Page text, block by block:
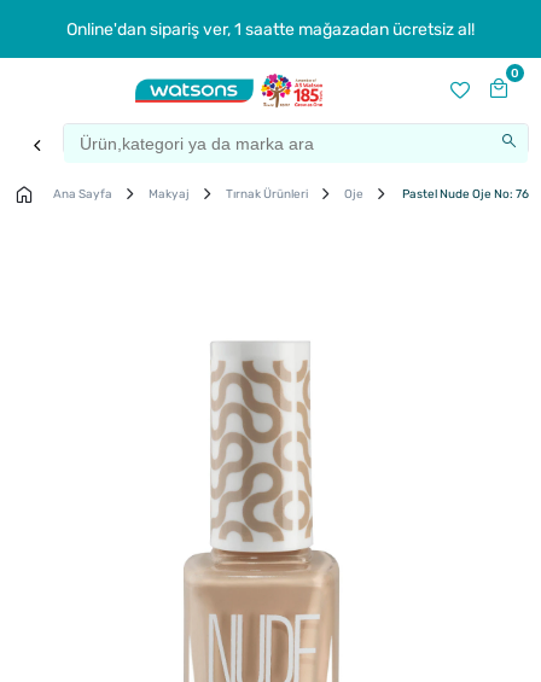
Online'dan sipariş ver, 1 saatte mağazadan ücretsiz al!
0
Ana Sayfa Makyaj Tırnak Ürünleri Oje Pastel Nude Oje No: 765